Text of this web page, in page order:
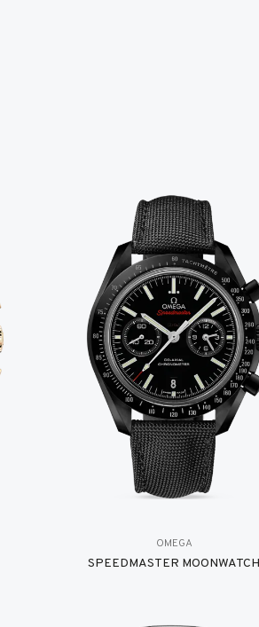
OMEGA
SPEEDMASTER MOONWATCH